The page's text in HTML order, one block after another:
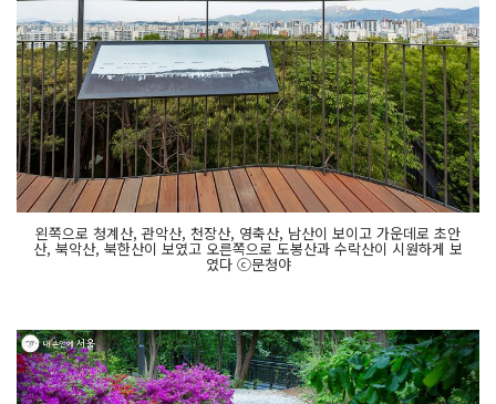
왼쪽으로 청계산, 관악산, 천장산, 영축산, 남산이 보이고 가운데로 초안
산, 북악산, 북한산이 보였고 오른쪽으로 도봉산과 수락산이 시원하게 보
였다 ⓒ문청야